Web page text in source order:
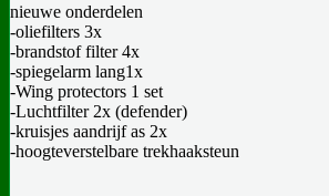
nieuwe onderdelen
-oliefilters 3x
-brandstof filter 4x
-spiegelarm lang1x
-Wing protectors 1 set
-Luchtfilter 2x (defender)
-kruisjes aandrijf as 2x
-hoogteverstelbare trekhaaksteun